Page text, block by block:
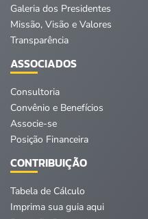
Galeria dos Presidentes
Missão, Visão e Valores
Transparência
ASSOCIADOS
Consultoria
Convênio e Benefícios
Associe-se
Posição Financeira
CONTRIBUIÇÃO
Tabela de Cálculo
Imprima sua guia aqui